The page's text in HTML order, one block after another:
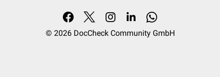
© 2026 DocCheck Community GmbH